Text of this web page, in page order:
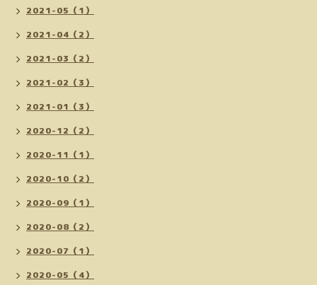
2021-05（1）
2021-04（2）
2021-03（2）
2021-02（3）
2021-01（3）
2020-12（2）
2020-11（1）
2020-10（2）
2020-09（1）
2020-08（2）
2020-07（1）
2020-05（4）